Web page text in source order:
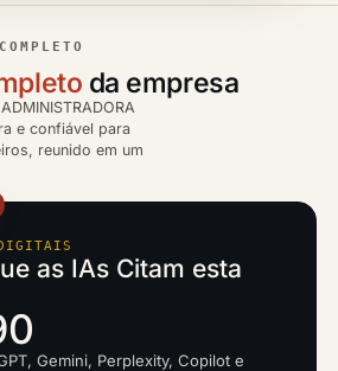
da empresa
e confiável para
reunido em um
as IAs Citam esta
Gemini, Perplexity, Copilot e